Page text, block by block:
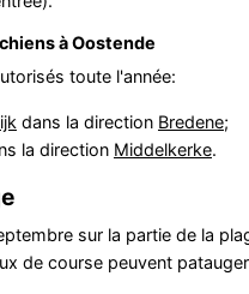
à Oostende
toute l'année:
dans la direction Bredene;
la direction Middelkerke.
sur la partie de la
de course peuvent